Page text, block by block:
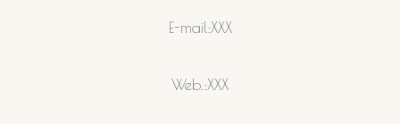
E-mail:XXX
Web.:XXX